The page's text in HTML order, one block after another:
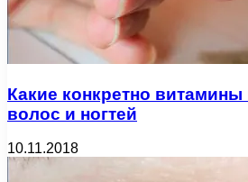
Какие конкретно
волос и ногтей
10.11.2018